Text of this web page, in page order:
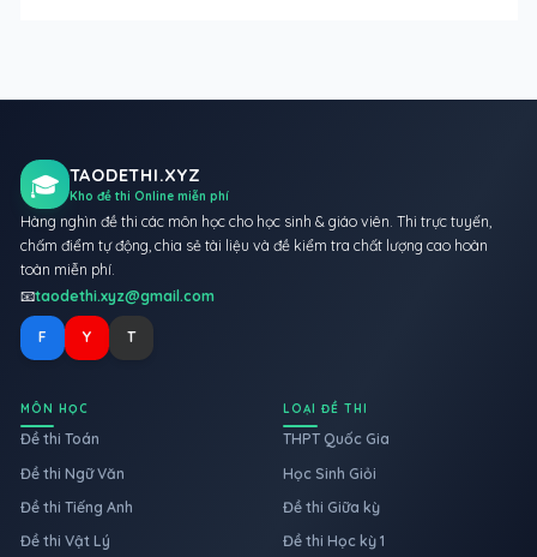
🎓 TAODETHI.XYZ
Kho đề thi Online miễn phí
Hàng nghìn đề thi các môn học cho học sinh & giáo viên. Thi trực tuyến,
chấm điểm tự động, chia sẻ tài liệu và đề kiểm tra chất lượng cao hoàn
toàn miễn phí.
📧taodethi.xyz@gmail.com
F Y T
MÔN HỌC
Đề thi Toán
Đề thi Ngữ Văn
Đề thi Tiếng Anh
Đề thi Vật Lý
LOẠI ĐỀ THI
THPT Quốc Gia
Học Sinh Giỏi
Đề thi Giữa kỳ
Đề thi Học kỳ 1